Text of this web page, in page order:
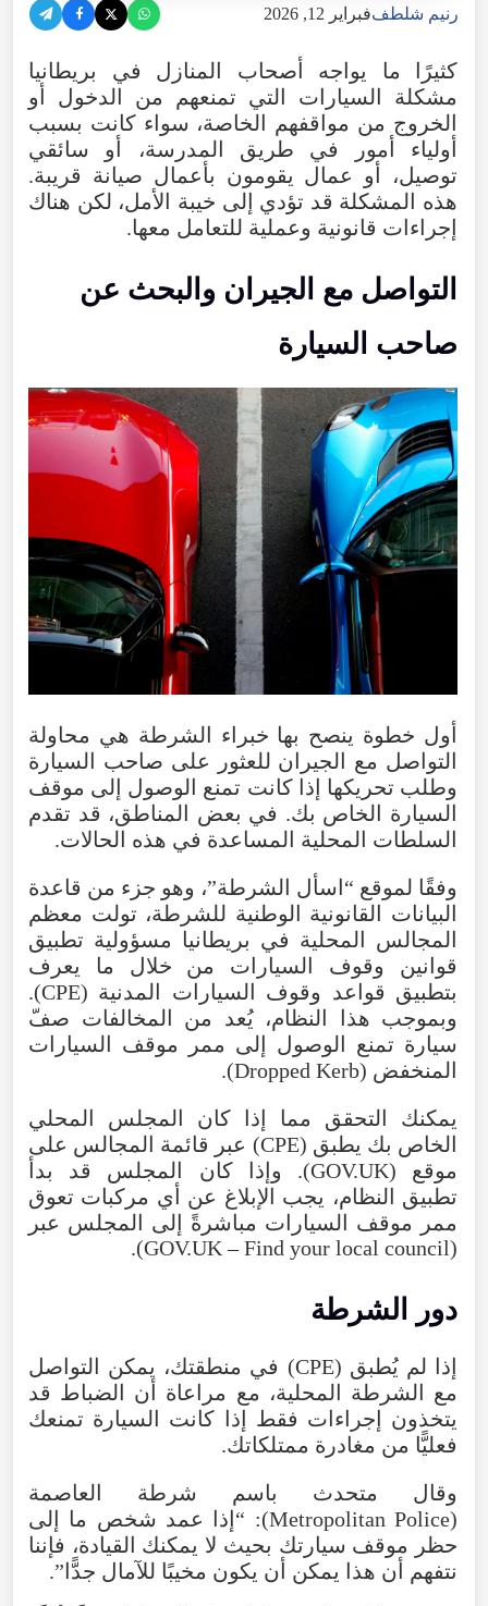
رنيم شلطففبراير 12, 2026
كثيرًا ما يواجه أصحاب المنازل في بريطانيا
مشكلة السيارات التي تمنعهم من الدخول أو
الخروج من مواقفهم الخاصة، سواء كانت بسبب
أولياء أمور في طريق المدرسة، أو سائقي
توصيل، أو عمال يقومون بأعمال صيانة قريبة.
هذه المشكلة قد تؤدي إلى خيبة الأمل، لكن هناك
إجراءات قانونية وعملية للتعامل معها.
التواصل مع الجيران والبحث عن
صاحب السيارة
أول خطوة ينصح بها خبراء الشرطة هي محاولة
التواصل مع الجيران للعثور على صاحب السيارة
وطلب تحريكها إذا كانت تمنع الوصول إلى موقف
السيارة الخاص بك. في بعض المناطق، قد تقدم
السلطات المحلية المساعدة في هذه الحالات.
وفقًا لموقع “اسأل الشرطة”، وهو جزء من قاعدة
البيانات القانونية الوطنية للشرطة، تولت معظم
المجالس المحلية في بريطانيا مسؤولية تطبيق
قوانين وقوف السيارات من خلال ما يعرف
بتطبيق قواعد وقوف السيارات المدنية (CPE).
وبموجب هذا النظام، يُعد من المخالفات صفّ
سيارة تمنع الوصول إلى ممر موقف السيارات
المنخفض (Dropped Kerb).
يمكنك التحقق مما إذا كان المجلس المحلي
الخاص بك يطبق (CPE) عبر قائمة المجالس على
موقع (GOV.UK). وإذا كان المجلس قد بدأ
تطبيق النظام، يجب الإبلاغ عن أي مركبات تعوق
ممر موقف السيارات مباشرةً إلى المجلس عبر
(GOV.UK – Find your local council).
دور الشرطة
إذا لم يُطبق (CPE) في منطقتك، يمكن التواصل
مع الشرطة المحلية، مع مراعاة أن الضباط قد
يتخذون إجراءات فقط إذا كانت السيارة تمنعك
فعليًّا من مغادرة ممتلكاتك.
وقال متحدث باسم شرطة العاصمة
(Metropolitan Police): “إذا عمد شخص ما إلى
حظر موقف سيارتك بحيث لا يمكنك القيادة، فإننا
نتفهم أن هذا يمكن أن يكون مخيبًا للآمال جدًّا”.